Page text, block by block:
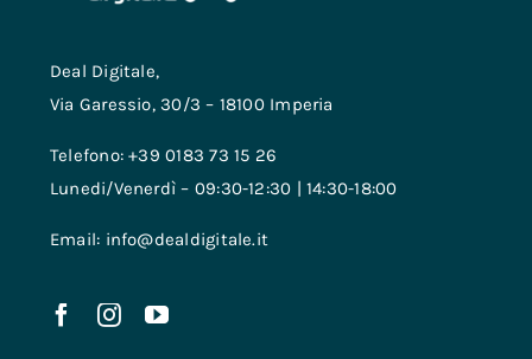
Deal Digitale,
Via Garessio, 30/3 – 18100 Imperia
Telefono: +39 0183 73 15 26
Lunedi/Venerdì – 09:30-12:30 | 14:30-18:00
Email: info@dealdigitale.it